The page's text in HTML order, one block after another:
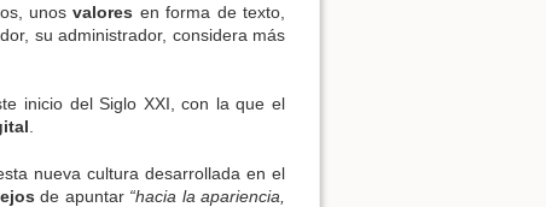
unosvalores en forma de texto,
su administrador, considera más
inicio del Siglo XXI, con la que el
.
nueva cultura desarrollada en el
de apuntar “hacia la apariencia,